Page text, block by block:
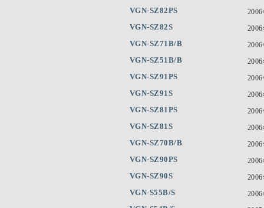
VGN-SZ82PS
VGN-SZ82S
VGN-SZ71B/B
VGN-SZ51B/B
VGN-SZ91PS
VGN-SZ91S
VGN-SZ81PS
VGN-SZ81S
VGN-SZ70B/B
VGN-SZ90PS
VGN-SZ90S
VGN-S55B/S